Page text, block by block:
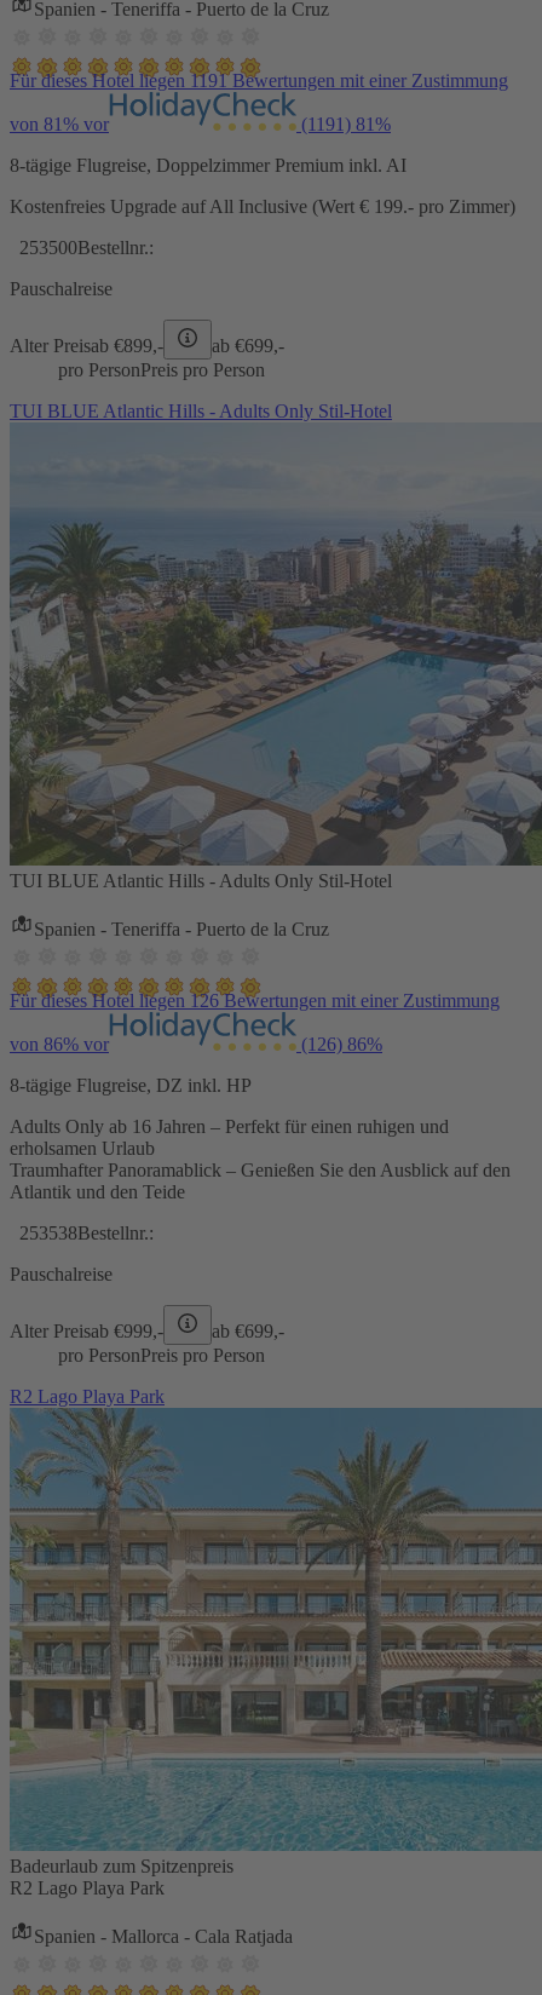
Spanien - Teneriffa - Puerto de la Cruz
Für dieses Hotel liegen 1191 Bewertungen mit einer Zustimmung
von 81% vor (1191) 81%
8-tägige Flugreise, Doppelzimmer Premium inkl. AI
Kostenfreies Upgrade auf All Inclusive (Wert € 199.- pro Zimmer)
253500Bestellnr.:
Pauschalreise
Alter Preisab €899,- ab €699,-
pro PersonPreis pro Person
TUI BLUE Atlantic Hills - Adults Only Stil-Hotel
TUI BLUE Atlantic Hills - Adults Only Stil-Hotel
Spanien - Teneriffa - Puerto de la Cruz
Für dieses Hotel liegen 126 Bewertungen mit einer Zustimmung
von 86% vor (126) 86%
8-tägige Flugreise, DZ inkl. HP
Adults Only ab 16 Jahren – Perfekt für einen ruhigen und
erholsamen Urlaub
Traumhafter Panoramablick – Genießen Sie den Ausblick auf den
Atlantik und den Teide
253538Bestellnr.:
Pauschalreise
Alter Preisab €999,- ab €699,-
pro PersonPreis pro Person
R2 Lago Playa Park
Badeurlaub zum Spitzenpreis
R2 Lago Playa Park
Spanien - Mallorca - Cala Ratjada